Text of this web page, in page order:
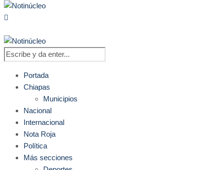
Portada
Chiapas
Municipios
Nacional
Internacional
Nota Roja
Política
Más secciones